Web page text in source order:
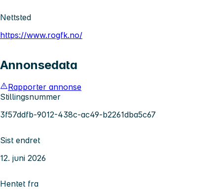
Nettsted
https://www.rogfk.no/
Annonsedata
Rapporter annonse
Stillingsnummer
3f57ddfb-9012-438c-ac49-b2261dba5c67
Sist endret
12. juni 2026
Hentet fra